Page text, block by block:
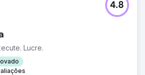
Lucre.
4.8